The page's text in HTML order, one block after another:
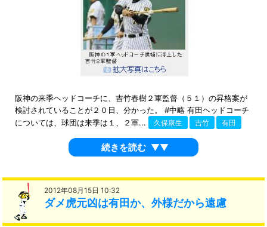
阪神の来季ヘッドコーチに、吉竹春樹２軍監督（５１）の昇格案が
検討されていることが２０日、分かった。 #中略 有田ヘッドコーチ
については、球団は来季は１、２軍...
久保康生 吉竹 有田
続きを読む ▼▼
2012年08月15日 10:32
ダメ虎元凶は有田か、外様だから遠慮